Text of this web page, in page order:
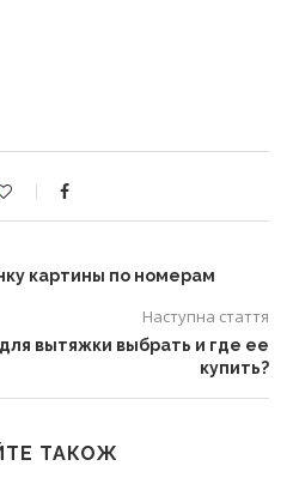
картины по номерам
Наступна стаття
вытяжки выбрать и где ее
купить?
ТАКОЖ